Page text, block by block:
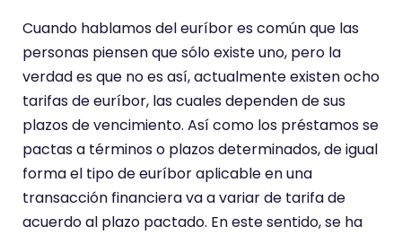
Cuando hablamos del euríbor es común que las
personas piensen que sólo existe uno, pero la
verdad es que no es así, actualmente existen ocho
tarifas de euríbor, las cuales dependen de sus
plazos de vencimiento. Así como los préstamos se
pactas a términos o plazos determinados, de igual
forma el tipo de euríbor aplicable en una
transacción financiera va a variar de tarifa de
acuerdo al plazo pactado. En este sentido, se ha